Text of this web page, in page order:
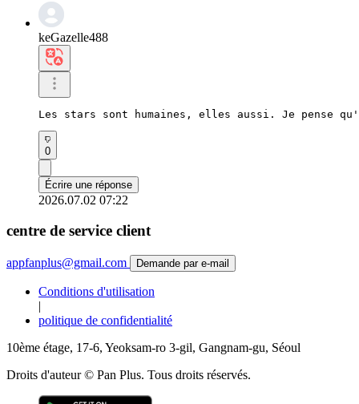
keGazelle488
Les stars sont humaines, elles aussi. Je pense
0
Écrire une réponse
2026.07.02 07:22
centre de service client
appfanplus@gmail.com Demande par e-mail
Conditions d'utilisation
|
politique de confidentialité
10ème étage, 17-6, Yeoksam-ro 3-gil, Gangnam-gu, Séoul
Droits d'auteur © Pan Plus. Tous droits réservés.